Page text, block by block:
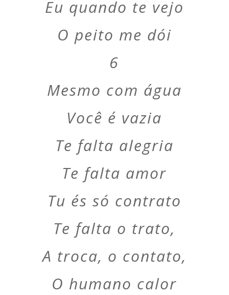
Eu quando te vejo
O peito me dói
6
Mesmo com água
Você é vazia
Te falta alegria
Te falta amor
Tu és só contrato
Te falta o trato,
A troca, o contato,
O humano calor